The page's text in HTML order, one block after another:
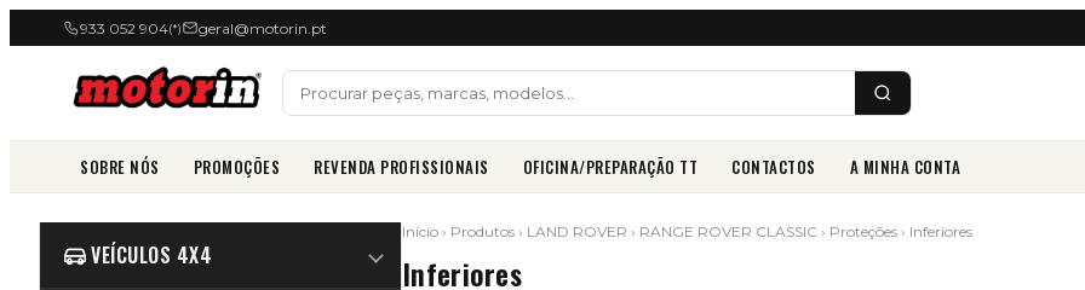
933 052 904(*) geral@motorin.pt
SOBRE NÓS PROMOÇÕES REVENDA PROFISSIONAIS OFICINA/PREPARAÇÃO TT CONTACTOS A MINHA CONTA
VEÍCULOS 4X4
Início › Produtos › LAND ROVER › RANGE ROVER CLASSIC › Proteções › Inferiores
Inferiores